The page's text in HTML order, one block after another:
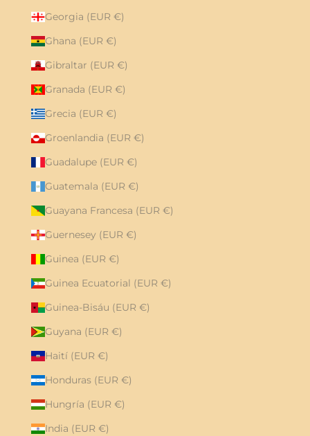
Georgia (EUR €)
Ghana (EUR €)
Gibraltar (EUR €)
Granada (EUR €)
Grecia (EUR €)
Groenlandia (EUR €)
Guadalupe (EUR €)
Guatemala (EUR €)
Guayana Francesa (EUR €)
Guernesey (EUR €)
Guinea (EUR €)
Guinea Ecuatorial (EUR €)
Guinea-Bisáu (EUR €)
Guyana (EUR €)
Haití (EUR €)
Honduras (EUR €)
Hungría (EUR €)
India (EUR €)